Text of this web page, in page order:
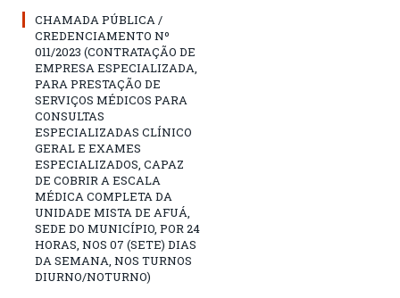
CHAMADA PÚBLICA /
CREDENCIAMENTO Nº
011/2023 (CONTRATAÇÃO DE
EMPRESA ESPECIALIZADA,
PARA PRESTAÇÃO DE
SERVIÇOS MÉDICOS PARA
CONSULTAS
ESPECIALIZADAS CLÍNICO
GERAL E EXAMES
ESPECIALIZADOS, CAPAZ
DE COBRIR A ESCALA
MÉDICA COMPLETA DA
UNIDADE MISTA DE AFUÁ,
SEDE DO MUNICÍPIO, POR 24
HORAS, NOS 07 (SETE) DIAS
DA SEMANA, NOS TURNOS
DIURNO/NOTURNO)